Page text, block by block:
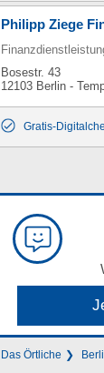
Philipp Ziege
Bosestr. 43
12103 Berlin -
Gratis-
Das Örtliche